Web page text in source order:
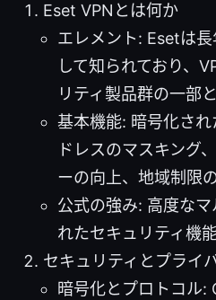
Eset VPNとは何か
エレメント: Esetは
して知られており、
リティ製品群の一部
基本機能: 暗号化さ
ドレスのマスキング
ーの向上、地域制限
公式の強み: 高度な
れたセキュリティ機
セキュリティとプライ
暗号化とプロトコル: